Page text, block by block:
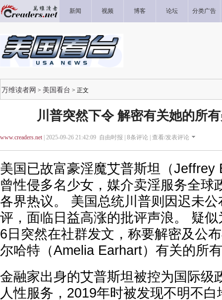
新闻 视频 博客 论坛 分类广告
万维读者网 > 美国看台 > 正文
川普突然下令 解密有关她的所
www.creaders.net| 2025-09-26 21:42:09 自由时报 | 8条评论 | 查看/发表评论
美国已故富豪淫魔艾普斯坦（Jeffrey
曾性侵多名少女，媒介卖淫服务全球
各界热议。 美国总统川普则因迟未
评，面临日益高涨的批评声浪。 疑
6日突然在社群发文，称要解密及公
尔哈特（Amelia Earhart）有关的所
金融家出身的艾普斯坦被控为国际级
人性服务，2019年时被发现不明不